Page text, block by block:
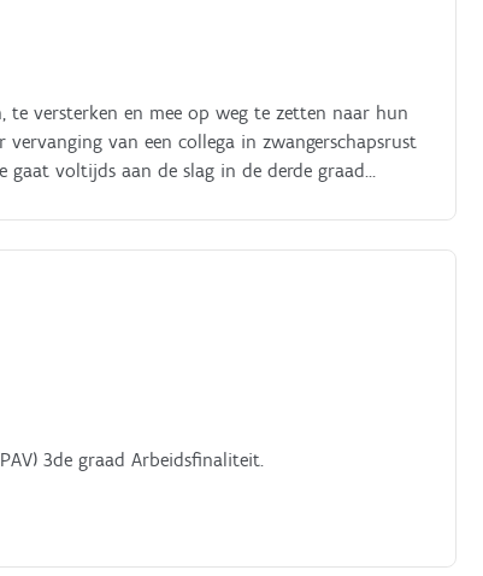
versterken en mee op weg te zetten naar hun
van een collega in zwangerschapsrust
gaat voltijds aan de slag in de derde graad
3de graad Arbeidsfinaliteit.